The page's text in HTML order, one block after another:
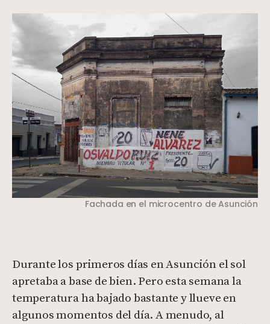
Fachada en el microcentro de Asunción
Durante los primeros días en Asunción el sol
apretaba a base de bien. Pero esta semana la
temperatura ha bajado bastante y llueve en
algunos momentos del día. A menudo, al